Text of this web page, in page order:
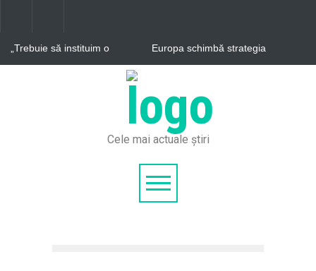
„Trebuie să instituim o
permanentă în Polonia”
Europa schimbă strategia
Orașele care îi
Fosta platformă Carbochim
Cele mai actuale știri